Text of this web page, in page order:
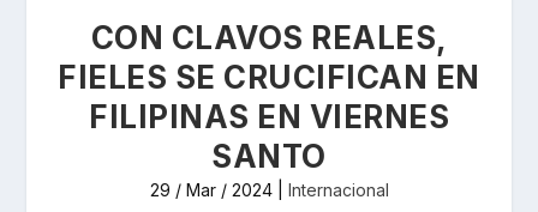
CON CLAVOS REALES,
FIELES SE CRUCIFICAN EN
FILIPINAS EN VIERNES
SANTO
29 / Mar / 2024| Internacional